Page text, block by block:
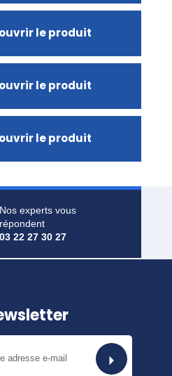
le produit
le produit
le produit
Nos experts vous
répondent
03 22 27 30 27